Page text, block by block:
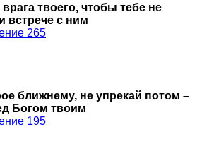
твоего, чтобы тебе не
встрече с ним
265
ближнему, не упрекай потом –
Богом твоим
195